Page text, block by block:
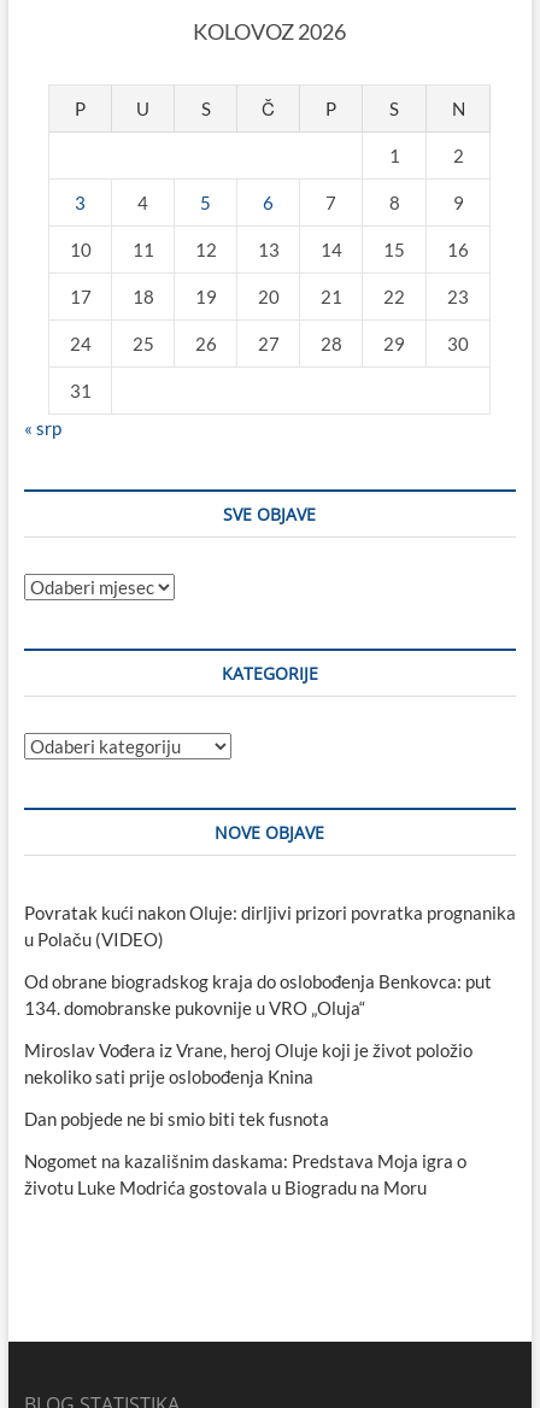
KOLOVOZ 2026
P U S Č P S N
1 2
3 4 5 6 7 8 9
10 11 12 13 14 15 16
17 18 19 20 21 22 23
24 25 26 27 28 29 30
31
« srp
SVE OBJAVE
Sve
KATEGORIJE
Kategorije
NOVE OBJAVE
Povratak kući nakon Oluje: dirljivi prizori povratka prognanika
u Polaču (VIDEO)
Od obrane biogradskog kraja do oslobođenja Benkovca: put
134. domobranske pukovnije u VRO „Oluja“
Miroslav Vođera iz Vrane, heroj Oluje koji je život položio
nekoliko sati prije oslobođenja Knina
Dan pobjede ne bi smio biti tek fusnota
Nogomet na kazališnim daskama: Predstava Moja igra o
životu Luke Modrića gostovala u Biogradu na Moru